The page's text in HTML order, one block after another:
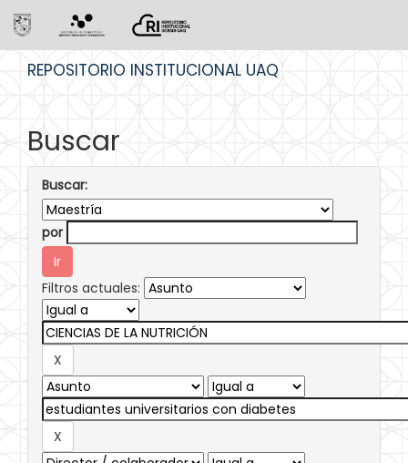
REPOSITORIO INSTITUCIONAL UAQ
Buscar
Buscar:
por
Filtros actuales: